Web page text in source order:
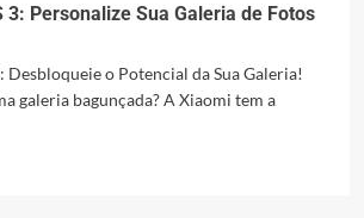
3: Personalize Sua Galeria de Fotos
Desbloqueie o Potencial da Sua Galeria!
galeria bagunçada? A Xiaomi tem a